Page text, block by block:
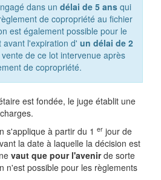
dans un délai de 5 ans qui
de copropriété au fichier
est également possible pour le
l'expiration d' un délai de 2
vente de ce lot intervenue après
de copropriété.
est fondée, le juge établit une
s'applique à partir du 1 er jour de
la date à laquelle la décision est
vaut que pour l'avenir de sorte
n'est possible pour les règlements